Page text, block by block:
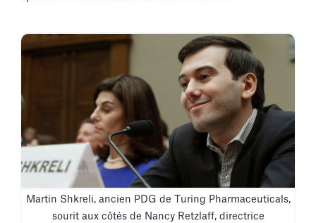
Martin Shkreli, ancien PDG de Turing Pharmaceuticals,
sourit aux côtés de Nancy Retzlaff, directrice